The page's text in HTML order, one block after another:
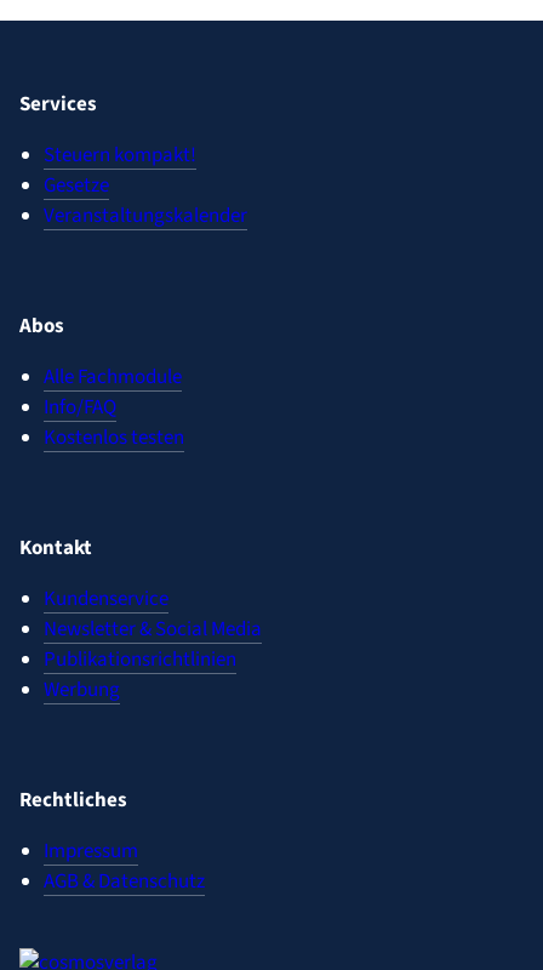
Services
Steuern kompakt!
Gesetze
Veranstaltungskalender
Abos
Alle Fachmodule
Info/FAQ
Kostenlos testen
Kontakt
Kundenservice
Newsletter & Social Media
Publikationsrichtlinien
Werbung
Rechtliches
Impressum
AGB & Datenschutz